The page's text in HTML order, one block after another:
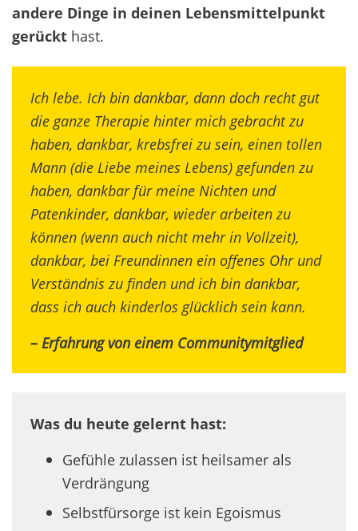
andere Dinge in deinen Lebensmittelpunkt
gerückt hast.
Ich lebe. Ich bin dankbar, dann doch recht gut
die ganze Therapie hinter mich gebracht zu
haben, dankbar, krebsfrei zu sein, einen tollen
Mann (die Liebe meines Lebens) gefunden zu
haben, dankbar für meine Nichten und
Patenkinder, dankbar, wieder arbeiten zu
können (wenn auch nicht mehr in Vollzeit),
dankbar, bei Freundinnen ein offenes Ohr und
Verständnis zu finden und ich bin dankbar,
dass ich auch kinderlos glücklich sein kann.
– Erfahrung von einem Communitymitglied
Was du heute gelernt hast:
Gefühle zulassen ist heilsamer als
Verdrängung
Selbstfürsorge ist kein Egoismus